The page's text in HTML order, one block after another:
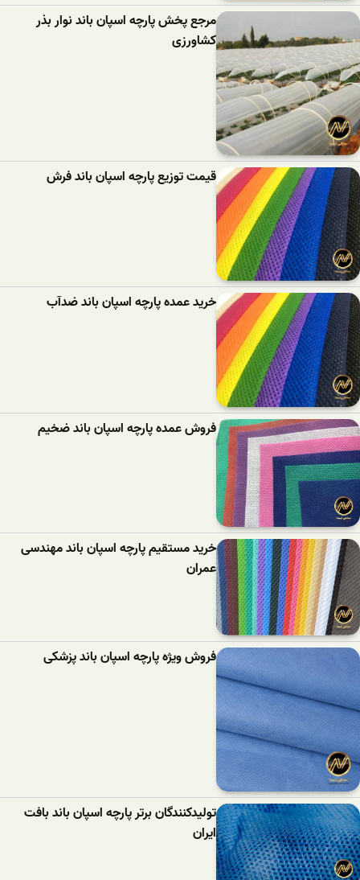
مرجع پخش پارچه اسپان باند نوار بذر
کشاورزی
قیمت توزیع پارچه اسپان باند فرش
خرید عمده پارچه اسپان باند ضدآب
فروش عمده پارچه اسپان باند ضخیم
خرید مستقیم پارچه اسپان باند مهندسی
عمران
فروش ویژه پارچه اسپان باند پزشکی
تولیدکنندگان برتر پارچه اسپان باند بافت
ایران